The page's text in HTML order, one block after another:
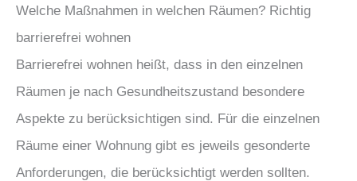
Welche Maßnahmen in welchen Räumen? Richtig
barrierefrei wohnen
Barrierefrei wohnen heißt, dass in den einzelnen
Räumen je nach Gesundheitszustand besondere
Aspekte zu berücksichtigen sind. Für die einzelnen
Räume einer Wohnung gibt es jeweils gesonderte
Anforderungen, die berücksichtigt werden sollten.